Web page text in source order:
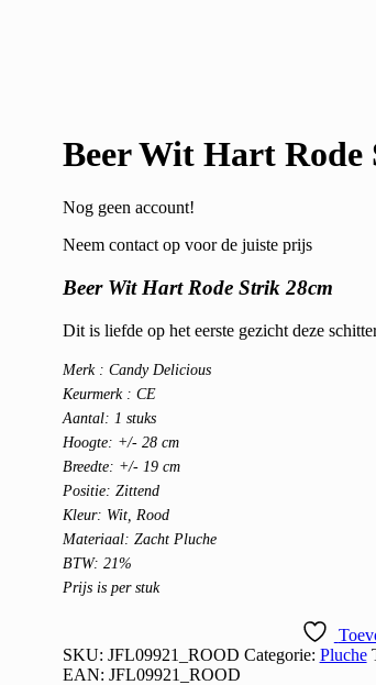
Beer Wit Hart Rode
Nog geen account!
Neem contact op voor de juiste prijs
Beer Wit Hart Rode Strik 28cm
Dit is liefde op het eerste gezicht deze
Merk : Candy Delicious
Keurmerk : CE
Aantal: 1 stuks
Hoogte: +/- 28 cm
Breedte: +/- 19 cm
Positie: Zittend
Kleur: Wit, Rood
Materiaal: Zacht Pluche
BTW: 21%
Prijs is per stuk
SKU: JFL09921_ROOD Categorie: Pluche
EAN: JFL09921_ROOD